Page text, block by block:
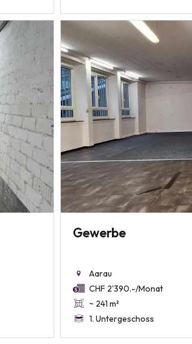
Gewerbe
Aarau
CHF 2'390.-/Monat
~ 241 m²
1. Untergeschoss